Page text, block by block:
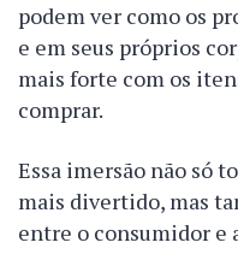
podem ver como os
e em seus próprios
mais forte com os
comprar.
Essa imersão não só
mais divertido, mas
entre o consumidor e